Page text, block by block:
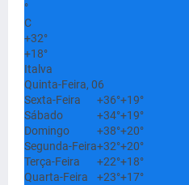
°
C
+32°
+18°
Italva
Quinta-Feira, 06
Sexta-Feira
+36°+19°
Sábado
+34°+19°
Domingo
+38°+20°
Segunda-Feira+32°+20°
Terça-Feira
+22°+18°
Quarta-Feira
+23°+17°